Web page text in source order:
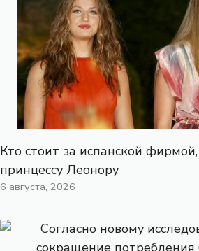
Кто стоит за испанской
принцессу Леонору
6 августа, 2026